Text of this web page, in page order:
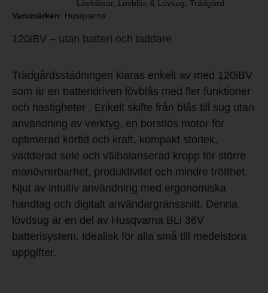
Lövblåsar, Lövblås & Lövsug, Trädgård
Varumärken: Husqvarna
120iBV – utan batteri och laddare
Trädgårdsstädningen klaras enkelt av med 120iBV
som är en batteridriven lövblås med fler funktioner
och hastigheter . Enkelt skifte från blås till sug utan
användning av verktyg, en borstlös motor för
optimerad körtid och kraft, kompakt storlek,
vadderad sele och välbalanserad kropp för större
manövrerbarhet, produktivitet och mindre trötthet.
Njut av intuitiv användning med ergonomiska
handtag och digitalt användargränssnitt. Denna
lövdsug är en del av Husqvarna BLi 36V
batterisystem. Idealisk för alla små till medelstora
uppgifter.